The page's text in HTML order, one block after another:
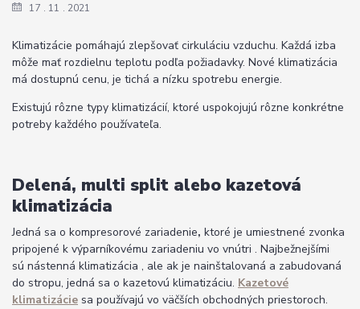
17 11 2021
Klimatizácie pomáhajú zlepšovať cirkuláciu vzduchu. Každá izba
môže mať rozdielnu teplotu podľa požiadavky. Nové klimatizácia
má dostupnú cenu, je tichá a nízku spotrebu energie.
Existujú rôzne typy klimatizácií, ktoré uspokojujú rôzne konkrétne
potreby každého používateľa.
Delená, multi split alebo kazetová
klimatizácia
Jedná sa o kompresorové zariadenie, ktoré je umiestnené zvonka
pripojené k výparníkovému zariadeniu vo vnútri . Najbežnejšími
sú nástenná klimatizácia , ale ak je nainštalovaná a zabudovaná
do stropu, jedná sa o kazetovú klimatizáciu. Kazetové
klimatizácie sa používajú vo väčších obchodných priestoroch.